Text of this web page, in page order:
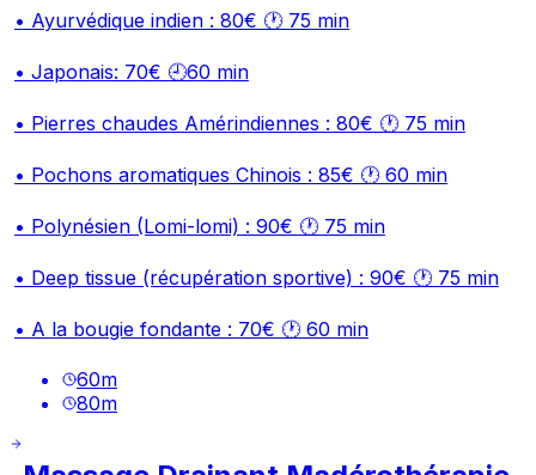
• Ayurvédique indien : 80€ 🕐 75 min
• Japonais: 70€ 🕘60 min
• Pierres chaudes Amérindiennes : 80€ 🕐 75 min
• Pochons aromatiques Chinois : 85€ 🕐 60 min
• Polynésien (Lomi-lomi) : 90€ 🕐 75 min
• Deep tissue (récupération sportive) : 90€ 🕐 75 min
• A la bougie fondante : 70€ 🕐 60 min
60m
80m